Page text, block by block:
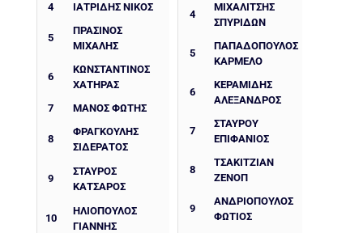
4
ΙΑΤΡΙΔΗΣ ΝΙΚΟΣ
5
ΠΡΑΣΙΝΟΣ
ΜΙΧΑΛΗΣ
6
ΚΩΝΣΤΑΝΤΙΝΟΣ
ΧΑΤΗΡΑΣ
7
ΜΑΝΟΣ ΦΩΤΗΣ
8
ΦΡΑΓΚΟΎΛΗΣ
ΣΙΔΕΡΆΤΟΣ
9
ΣΤΑΥΡΟΣ
ΚΑΤΣΑΡΟΣ
10
ΗΛΙΟΠΟΥΛΟΣ
ΓΙΑΝΝΗΣ
4
ΜΙΧΑΛΙΤΣΗΣ
ΣΠΥΡΙΔΩΝ
5
ΠΑΠΑΔΟΠΟΥΛΟΣ
ΚΑΡΜΕΛΟ
6
ΚΕΡΑΜΙΔΗΣ
ΑΛΕΞΑΝΔΡΟΣ
7
ΣΤΑΥΡΟΥ
ΕΠΙΦΑΝΙΟΣ
8
ΤΣΑΚΙΤΖΙΑΝ
ΖΕΝΟΠ
9
ΑΝΔΡΙΟΠΟΥΛΟΣ
ΦΩΤΙΟΣ